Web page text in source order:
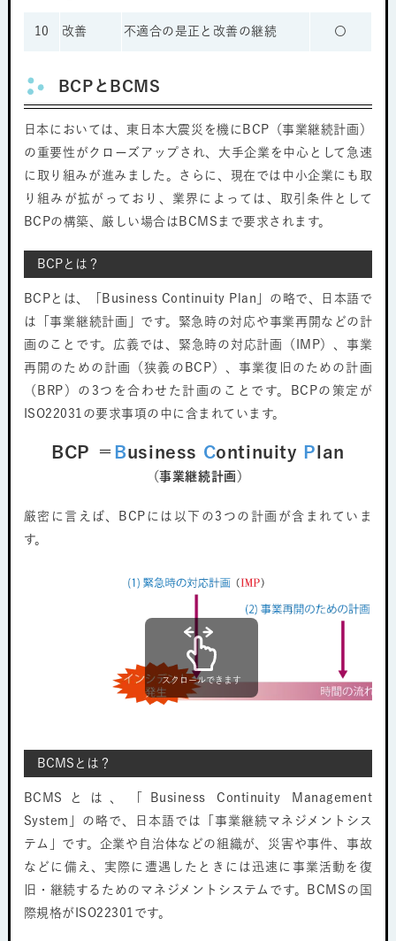
10 改善 不適合の是正と改善の継続 〇
BCPとBCMS
日本においては、東日本大震災を機にBCP（事業継続計画）
の重要性がクローズアップされ、大手企業を中心として急速
に取り組みが進みました。さらに、現在では中小企業にも取
り組みが拡がっており、業界によっては、取引条件として
BCPの構築、厳しい場合はBCMSまで要求されます。
BCPとは？
BCPとは、「Business Continuity Plan」の略で、日本語で
は「事業継続計画」です。緊急時の対応や事業再開などの計
画のことです。広義では、緊急時の対応計画（IMP）、事業
再開のための計画（狭義のBCP）、事業復旧のための計画
（BRP）の3つを合わせた計画のことです。BCPの策定が
ISO22031の要求事項の中に含まれています。
BCP ＝ Business Continuity P lan
（事業継続計画）
厳密に言えば、BCPには以下の3つの計画が含まれていま
す。
スクロールできます
BCMSとは？
BCMSとは、「Business Continuity Management
System」の略で、日本語では「事業継続マネジメントシス
テム」です。企業や自治体などの組織が、災害や事件、事故
などに備え、実際に遭遇したときには迅速に事業活動を復
旧・継続するためのマネジメントシステムです。BCMSの国
際規格がISO22301です。